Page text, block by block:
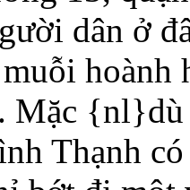
dân ở
hoành
Mặc
Thạnh